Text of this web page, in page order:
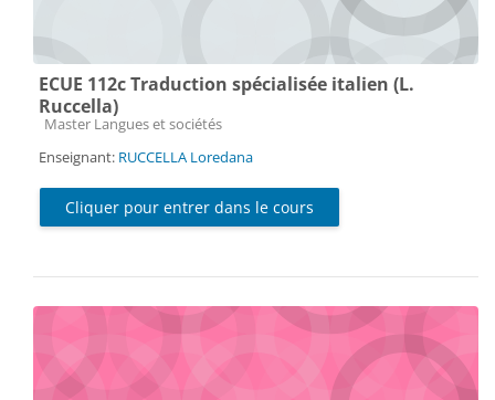
ECUE 112c Traduction spécialisée italien (L.
Ruccella)
Catégorie de cours
Master Langues et sociétés
Enseignant: RUCCELLA Loredana
Cliquer pour entrer dans le cours